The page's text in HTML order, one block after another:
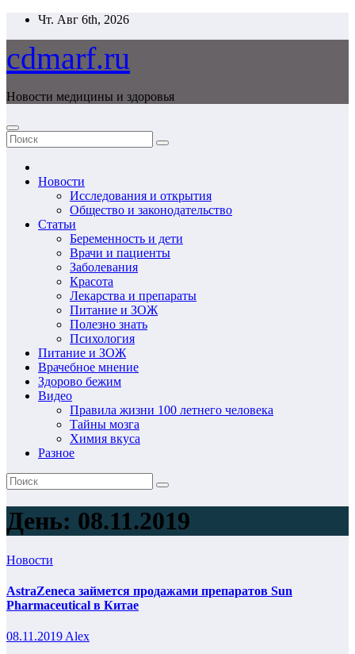
Перейти
содержимому
Чт. Авг 6th, 2026
cdmarf.ru
Новости медицины и здоровья
Новости
Исследования и открытия
Общество и законодательство
Статьи
Беременность и дети
Врачи и пациенты
Заболевания
Красота
Лекарства и препараты
Питание и ЗОЖ
Полезно знать
Психология
Питание и ЗОЖ
Врачебное мнение
Здорово бежим
Видео
Правила жизни 100 летнего человека
Тайны мозга
Химия вкуса
Разное
День: 08.11.2019
Новости
AstraZeneca займется продажами препаратов Sun
Pharmaceutical в Китае
08.11.2019Alex